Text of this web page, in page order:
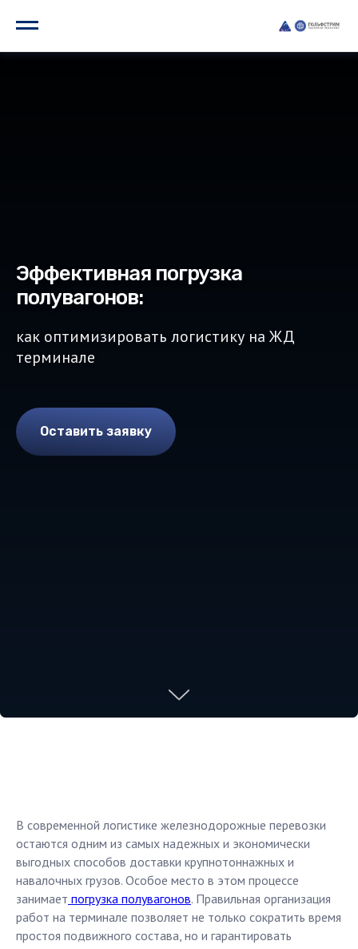
Эффективная погрузка
полувагонов:
как оптимизировать логистику на ЖД
терминале
Оставить заявку
В современной логистике железнодорожные перевозки
остаются одним из самых надежных и экономически
выгодных способов доставки крупнотоннажных и
навалочных грузов. Особое место в этом процессе
занимает погрузка полувагонов. Правильная организация
работ на терминале позволяет не только сократить время
простоя подвижного состава, но и гарантировать